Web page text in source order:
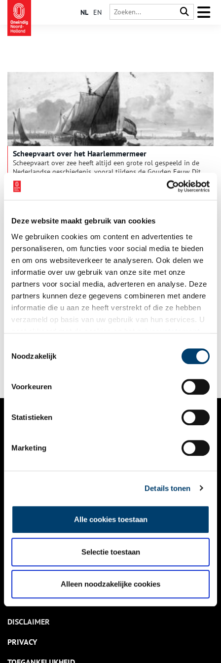
Deze website maakt gebruik van cookies
We gebruiken cookies om content en advertenties te
personaliseren, om functies voor social media te bieden
en om ons websiteverkeer te analyseren. Ook delen we
informatie over uw gebruik van onze site met onze
partners voor social media, adverteren en analyse. Deze
partners kunnen deze gegevens combineren met andere
informatie die u aan ze heeft verstrekt of die ze hebben
verzameld op basis van uw gebruik van hun services. U
Noodzakelijk
Voorkeuren
Statistieken
Marketing
Details tonen
Alle cookies toestaan
Selectie toestaan
Alleen noodzakelijke cookies
NL EN
Scheepvaart over het Haarlemmermeer
Scheepvaart over zee heeft altijd een grote rol gespeeld in de
Nederlandse geschiedenis, vooral tijdens de Gouden Eeuw. Dit
gold ook voor de binnenvaart via het Haarlemmermeer, die
Amsterdam en Haarlem met de grote steden in Zuid-Holland
verbond. De vaarroutes gingen dwars door rivieren en vaarten,
Monumenten op de bodem van het meer
Is Hoofddorp een plaats waar je rond kunt dwalen? Nou en of.
Loop (in gedachten) maar even mee langs de Hoofdvaart en
dorpje. Op het kruispunt van twee vaarten. Kruisdorp heette
het. Het Hoofddorp van nu met monumentale panden.
NIEUWS
KALENDER
ACTIVITEITEN
NIEUWSBRIEF
DISCLAIMER
PRIVACY